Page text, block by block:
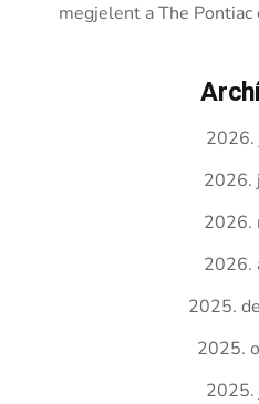
megjelent a The
2026.
2026.
2026.
2026.
2025.
2025.
2025.